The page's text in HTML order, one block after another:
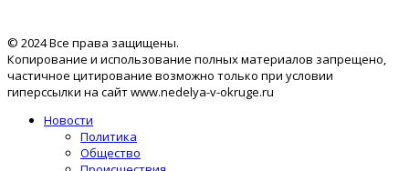
© 2024 Все права защищены.
Копирование и использование полных материалов запрещено,
частичное цитирование возможно только при условии
гиперссылки на сайт www.nedelya-v-okruge.ru
Новости
Политика
Общество